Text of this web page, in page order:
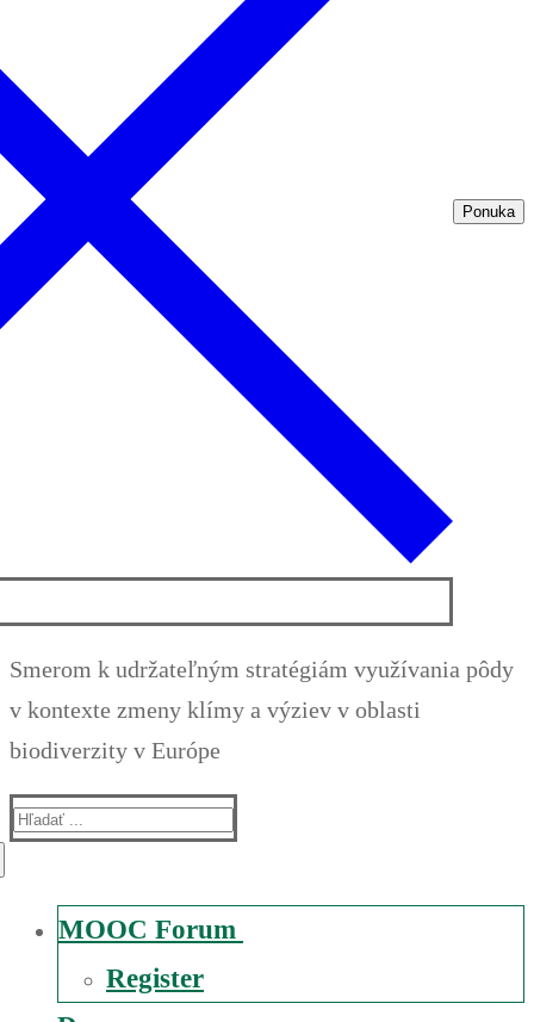
Ponuka
Smerom k udržateľným stratégiám využívania pôdy
v kontexte zmeny klímy a výziev v oblasti
biodiverzity v Európe
Suche
MOOC Forum
Register